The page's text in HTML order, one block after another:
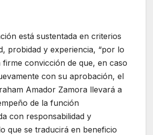
está sustentada en criterios
probidad y experiencia, “por lo
firme convicción de que, en caso
con su aprobación, el
Amador Zamora llevará a
de la función
con responsabilidad y
que se traducirá en beneficio